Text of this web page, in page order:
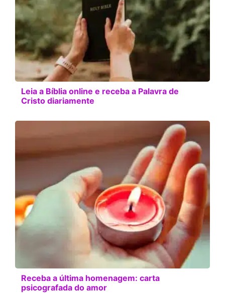
Leia a Bíblia online e receba a Palavra de
Cristo diariamente
Receba a última homenagem: carta
psicografada do amor